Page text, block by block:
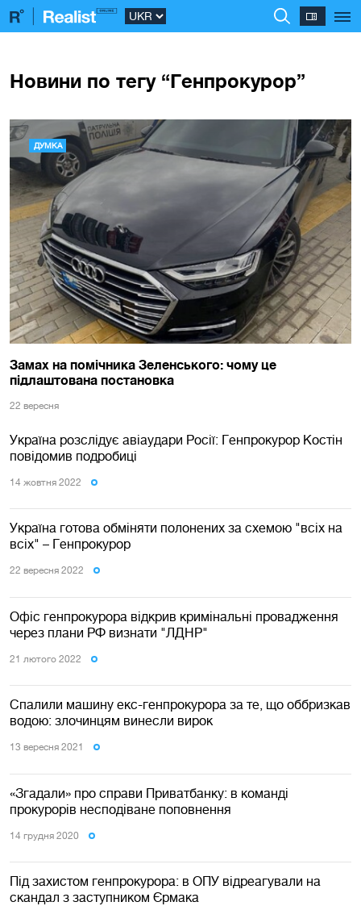
Новини по тегу “Генпрокурор”
ДУМКА
Замах на помічника Зеленського: чому це
підлаштована постановка
22 вересня
Україна розслідує авіаудари Росії: Генпрокурор Костін
повідомив подробиці
14 жовтня 2022
Україна готова обміняти полонених за схемою "всіх на
всіх" – Генпрокурор
22 вересня 2022
Офіс генпрокурора відкрив кримінальні провадження
через плани РФ визнати "ЛДНР"
21 лютого 2022
Спалили машину екс-генпрокурора за те, що оббризкав
водою: злочинцям винесли вирок
13 вересня 2021
«Згадали» про справи Приватбанку: в команді
прокурорів несподіване поповнення
14 грудня 2020
Під захистом генпрокурора: в ОПУ відреагували на
скандал з заступником Єрмака